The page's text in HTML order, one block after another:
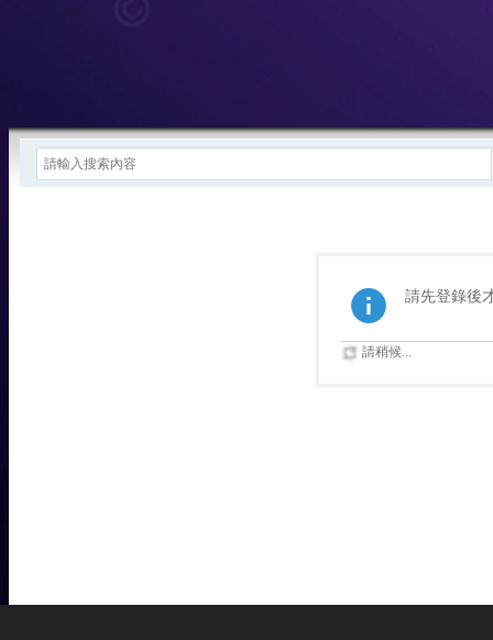
請先登錄後
請稍候...